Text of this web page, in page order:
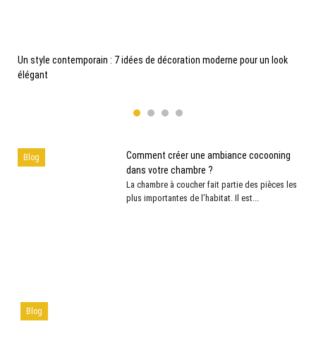
Un style contemporain : 7 idées de décoration moderne pour un look
élégant
ambiance cocooning dans
Décoration authentique :
moderne pour un look
Comment entretenir un
Blog
Comment créer une ambiance cocooning
dans votre chambre ?
La chambre à coucher fait partie des pièces les
plus importantes de l’habitat. Il est...
Blog